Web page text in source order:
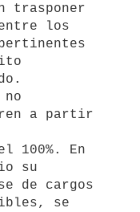
trasponer
los
a partir
100%. En
su
de cargos
se